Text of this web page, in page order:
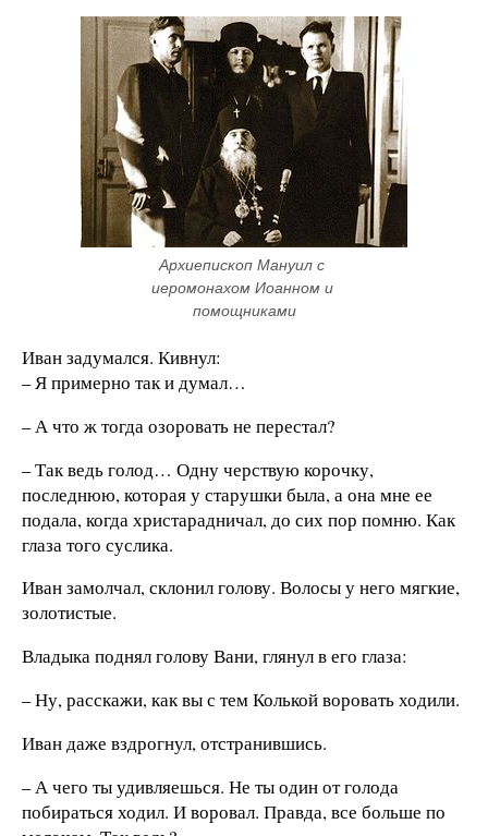
Архиепископ Мануил с
иеромонахом Иоанном и
помощниками
Иван задумался. Кивнул:
– Я примерно так и думал…
– А что ж тогда озоровать не перестал?
– Так ведь голод… Одну черствую корочку,
последнюю, которая у старушки была, а она мне ее
подала, когда христарадничал, до сих пор помню. Как
глаза того суслика.
Иван замолчал, склонил голову. Волосы у него мягкие,
золотистые.
Владыка поднял голову Вани, глянул в его глаза:
– Ну, расскажи, как вы с тем Колькой воровать ходили.
Иван даже вздрогнул, отстранившись.
– А чего ты удивляешься. Не ты один от голода
побираться ходил. И воровал. Правда, все больше по